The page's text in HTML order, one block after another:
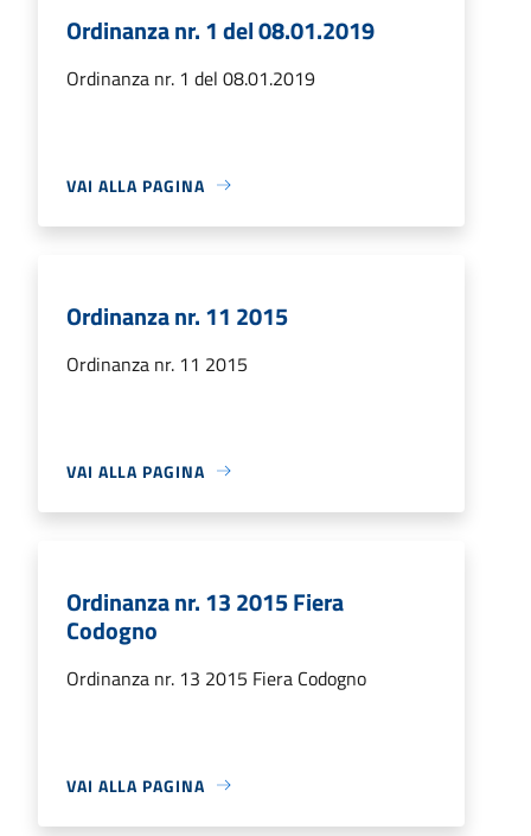
Ordinanza nr. 1 del 08.01.2019
Ordinanza nr. 1 del 08.01.2019
VAI ALLA PAGINA
Ordinanza nr. 11 2015
Ordinanza nr. 11 2015
VAI ALLA PAGINA
Ordinanza nr. 13 2015 Fiera
Codogno
Ordinanza nr. 13 2015 Fiera Codogno
VAI ALLA PAGINA